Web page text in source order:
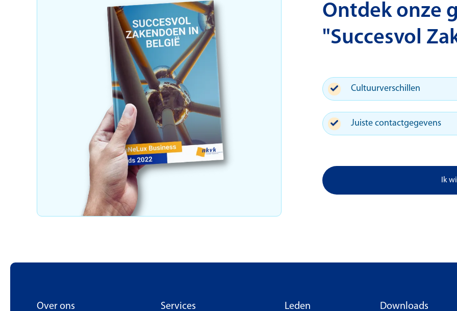
Ontdek onze
"Succesvol
Cultuurverschillen
Juiste contactgegevens
Ik
Over ons Services Leden Downloads